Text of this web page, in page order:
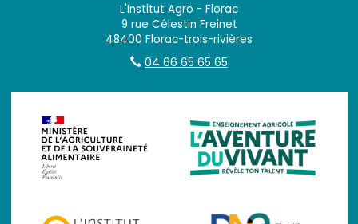
L'Institut Agro - Florac
9 rue Célestin Freinet
48400 Florac-trois-rivières
04 66 65 65 65